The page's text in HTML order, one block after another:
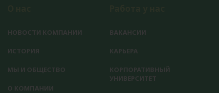
НОВОСТИ КОМПАНИИ
ИСТОРИЯ
МЫ И ОБЩЕСТВО
О КОМПАНИИ
ВАКАНСИИ
КАРЬЕРА
КОРПОРАТИВНЫЙ
УНИВЕРСИТЕТ